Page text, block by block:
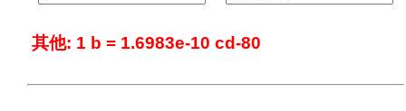
其他: 1 b = 1.6983e-10 cd-80